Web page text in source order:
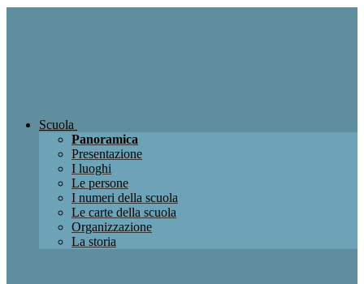
Scuola
Panoramica
Presentazione
I luoghi
Le persone
I numeri della scuola
Le carte della scuola
Organizzazione
La storia